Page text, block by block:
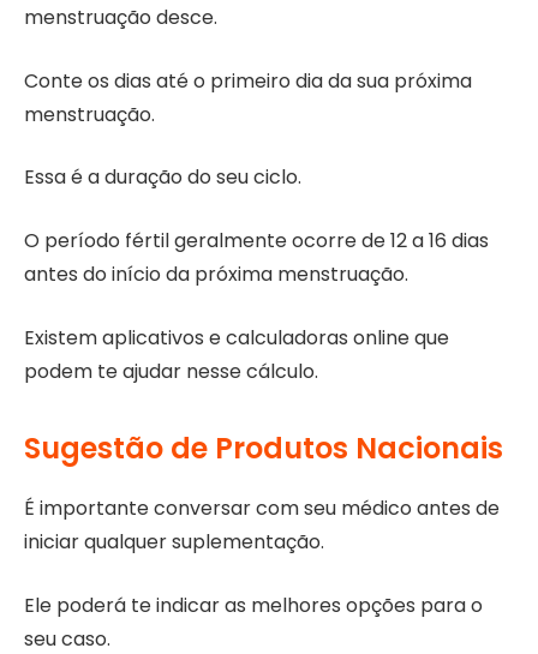
menstruação desce.
Conte os dias até o primeiro dia da sua próxima
menstruação.
Essa é a duração do seu ciclo.
O período fértil geralmente ocorre de 12 a 16 dias
antes do início da próxima menstruação.
Existem aplicativos e calculadoras online que
podem te ajudar nesse cálculo.
Sugestão de Produtos Nacionais
É importante conversar com seu médico antes de
iniciar qualquer suplementação.
Ele poderá te indicar as melhores opções para o
seu caso.